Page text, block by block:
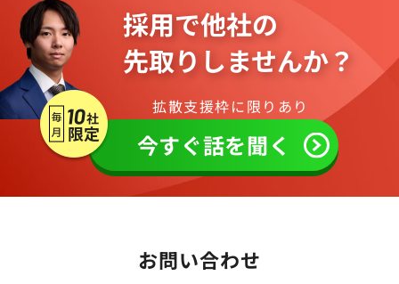
採用で他社の
先取りしませんか？
拡散支援枠に限りあり
今すぐ話を聞く
お問い合わせ